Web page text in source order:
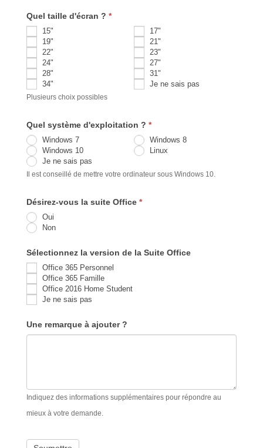
Quel taille d'écran ? *
15"
17"
19"
21"
22"
23"
24"
27"
28"
31"
34"
Je ne sais pas
Plusieurs choix possibles
Quel système d'exploitation ? *
Windows 7
Windows 8
Windows 10
Linux
Je ne sais pas
Il est conseillé de mettre votre ordinateur sous Windows 10.
Désirez-vous la suite Office *
Oui
Non
Sélectionnez la version de la Suite Office
Office 365 Personnel
Office 365 Famille
Office 2016 Home Student
Je ne sais pas
Une remarque à ajouter ?
Indiquez des informations supplémentaires pour répondre au
mieux à votre demande.